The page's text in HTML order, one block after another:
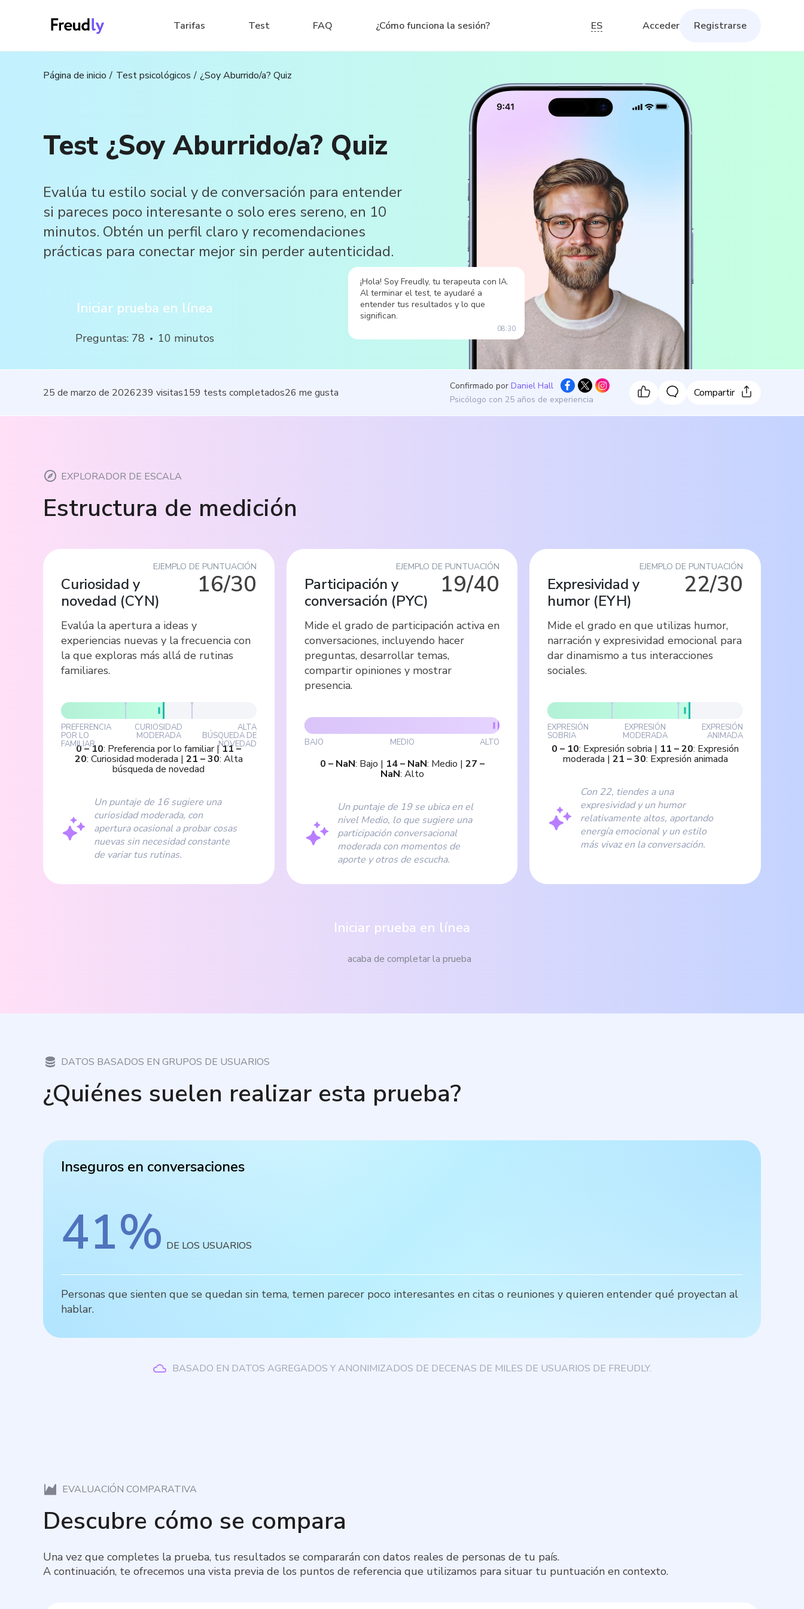
Tarifas Test FAQ ¿Cómo funciona la sesión? ES Acceder Registrarse
Página de inicio Test psicológicos ¿Soy Aburrido/a? Quiz
Test ¿Soy Aburrido/a? Quiz
Evalúa tu estilo social y de conversación para entender
si pareces poco interesante o solo eres sereno, en 10
minutos. Obtén un perfil claro y recomendaciones
prácticas para conectar mejor sin perder autenticidad.
Iniciar prueba en línea
Preguntas: 78 10 minutos
¡Hola! Soy Freudly, tu terapeuta con IA.
Al terminar el test, te ayudaré a
entender tus resultados y lo que
significan.
08:30
25 de marzo de 2026239 visitas159 tests completados26 me gusta
Confirmado por Daniel Hall
Psicólogo con 25 años de experiencia
Compartir
EXPLORADOR DE ESCALA
Estructura de medición
EJEMPLO DE PUNTUACIÓN
16/30
Curiosidad y
novedad (CYN)
Evalúa la apertura a ideas y
experiencias nuevas y la frecuencia con
la que exploras más allá de rutinas
familiares.
PREFERENCIA
POR LO
FAMILIAR
CURIOSIDAD
MODERADA
ALTA
BÚSQUEDA DE
NOVEDAD
0–10: Preferencia por lo familiar|11–
20: Curiosidad moderada | 21 –30: Alta
búsqueda de novedad
Un puntaje de 16 sugiere una
curiosidad moderada, con
apertura ocasional a probar cosas
nuevas sin necesidad constante
de variar tus rutinas.
EJEMPLO DE PUNTUACIÓN
19/40
Participación y
conversación (PYC)
Mide el grado de participación activa en
conversaciones, incluyendo hacer
preguntas, desarrollar temas,
compartir opiniones y mostrar
presencia.
BAJO MEDIO ALTO
0 – NaN: Bajo | 14– NaN: Medio | 27 –
NaN: Alto
Un puntaje de 19 se ubica en el
nivel Medio, lo que sugiere una
participación conversacional
moderada con momentos de
aporte y otros de escucha.
EJEMPLO DE PUNTUACIÓN
22/30
Expresividad y
humor (EYH)
Mide el grado en que utilizas humor,
narración y expresividad emocional para
dar dinamismo a tus interacciones
sociales.
EXPRESIÓN
SOBRIA
EXPRESIÓN
MODERADA
EXPRESIÓN
ANIMADA
0 – 10: Expresión sobria | 11 –20: Expresión
moderada | 21 –30: Expresión animada
Con 22, tiendes a una
expresividad y un humor
relativamente altos, aportando
energía emocional y un estilo
más vivaz en la conversación.
Iniciar prueba en línea
acaba de completar la prueba
DATOS BASADOS EN GRUPOS DE USUARIOS
¿Quiénes suelen realizar esta prueba?
Inseguros en conversaciones
41% DE LOS USUARIOS
Personas que sienten que se quedan sin tema, temen parecer poco interesantes en citas o reuniones y quieren entender qué proyectan al
hablar.
BASADO EN DATOS AGREGADOS Y ANONIMIZADOS DE DECENAS DE MILES DE USUARIOS DE FREUDLY.
EVALUACIÓN COMPARATIVA
Descubre cómo se compara
Una vez que completes la prueba, tus resultados se compararán con datos reales de personas de tu país.
A continuación, te ofrecemos una vista previa de los puntos de referencia que utilizamos para situar tu puntuación en contexto.